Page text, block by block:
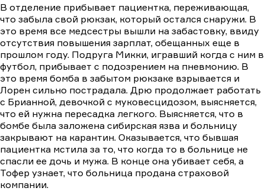
В отделение прибывает пациентка, переживающая,
что забыла свой рюкзак, который остался снаружи. В
это время все медсестры вышли на забастовку, ввиду
отсутствия повышения зарплат, обещанных еще в
прошлом году. Подруга Микки, игравший когда с ним в
футбол, прибывает с подозрением на пневмонию. В
это время бомба в забытом рюкзаке взрывается и
Лорен сильно пострадала. Дрю продолжает работать
с Брианной, девочкой с муковесцидозом, выясняется,
что ей нужна пересадка легкого. Выясняется, что в
бомбе была заложена сибирская язва и больницу
закрывают на карантин. Оказывается, что бывшая
пациентка мстила за то, что когда то в больнице не
спасли ее дочь и мужа. В конце она убивает себя, а
Тофер узнает, что больница продана страховой
компании.